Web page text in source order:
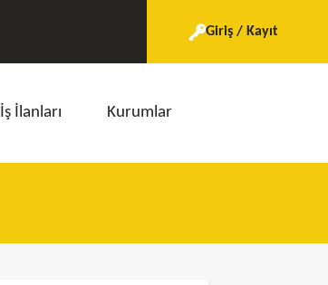
Giriş / Kayıt
İş İlanları Kurumlar